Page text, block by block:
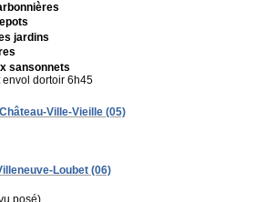
jardins
sansonnets
envol dortoir 6h45
Ville-Vieille (05)
Loubet (06)
posé)